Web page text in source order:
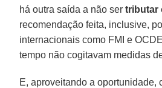
há outra saída a não sertributar
recomendação feita, inclusive,
internacionais como FMI e
tempo não cogitavam medidas
E, aproveitando a oportunidade,